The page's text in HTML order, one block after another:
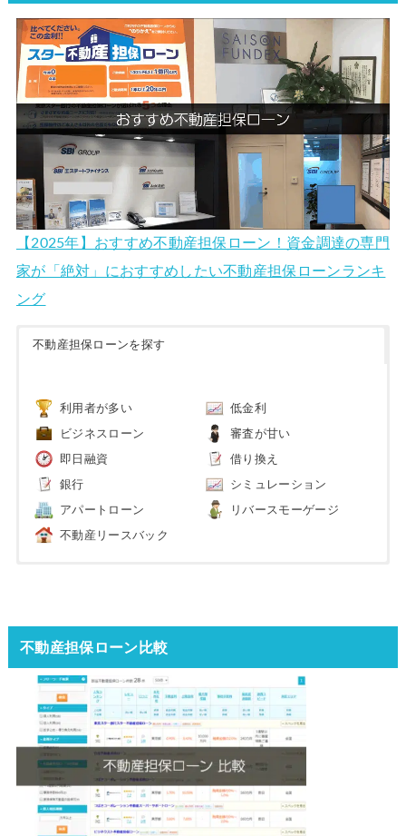
【2025年】おすすめ不動産担保ローン！資金調達の専門
家が「絶対」におすすめしたい不動産担保ローンランキ
ング
不動産担保ローンを探す
利用者が多い 低金利
ビジネスローン 審査が甘い
即日融資 借り換え
銀行 シミュレーション
アパートローン リバースモーゲージ
不動産リースバック
不動産担保ローン比較